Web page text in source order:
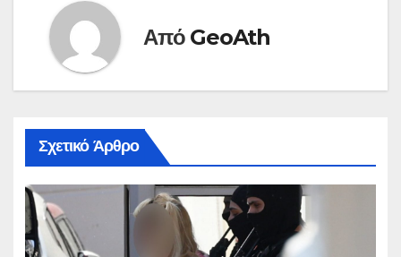
Από GeoAth
Σχετικό Άρθρο